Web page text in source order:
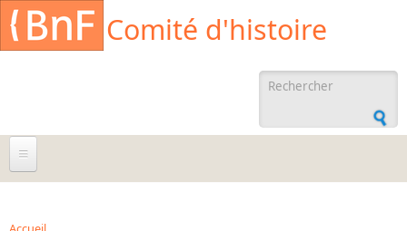
Aller au contenu principal
Comité d'histoire
recherche
À propos
Agenda
Cookies management panel